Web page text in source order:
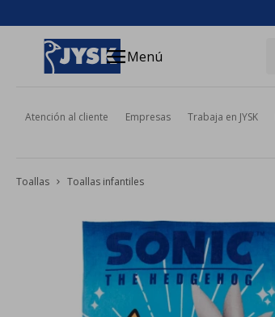
menuMenú
Atención al cliente Empresas Trabaja en JYSK
Toallas Toallas infantiles
close